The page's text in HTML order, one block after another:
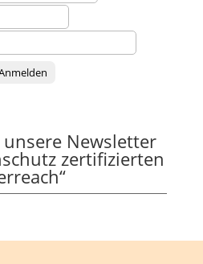
Newsletter
zertifizierten